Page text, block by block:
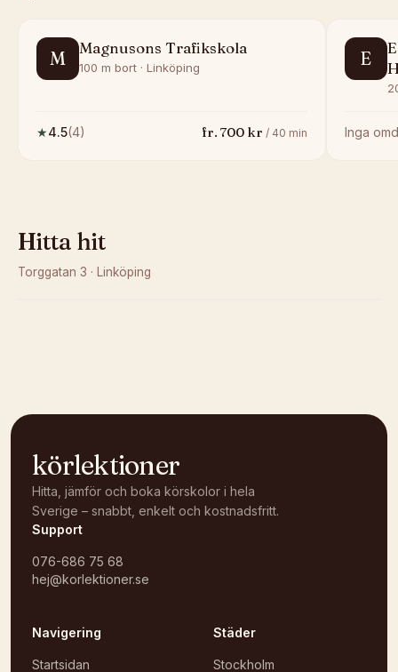
M Magnusons Trafikskola
100 m bort · Linköping
★4.5(4) fr. 700kr / 40 min
E
Inga
Hitta hit
Torggatan 3 · Linköping
körlektioner
Hitta, jämför och boka körskolor i hela
Sverige – snabbt, enkelt och kostnadsfritt.
Support
076-686 75 68
hej@korlektioner.se
Navigering
Startsidan
Städer
Stockholm